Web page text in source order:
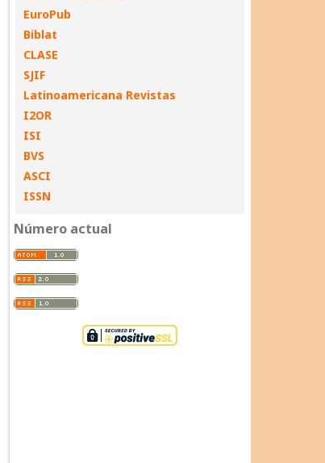
EuroPub
Biblat
CLASE
SJIF
Latinoamericana Revistas
I2OR
ISI
BVS
ASCI
ISSN
Número actual